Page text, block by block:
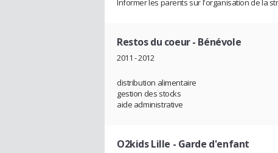
Informer les parents sur l'organisation de la
Restos du coeur- Bénévole
2011 - 2012
distribution alimentaire
gestion des stocks
aide administrative
O2kids Lille - Garde d'enfant